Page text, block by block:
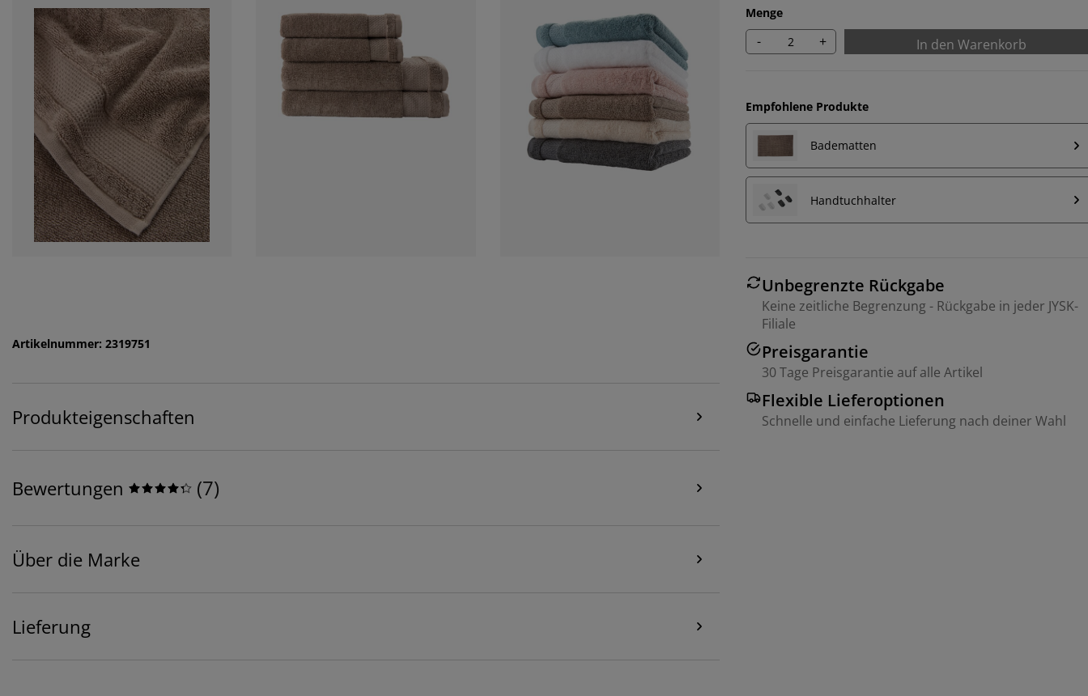
Menge
- + In den Warenkorb
Empfohlene Produkte
Badematten
Handtuchhalter
Unbegrenzte Rückgabe
Keine zeitliche Begrenzung - Rückgabe in jeder JYSK-
Filiale
Preisgarantie
30 Tage Preisgarantie auf alle Artikel
Flexible Lieferoptionen
Schnelle und einfache Lieferung nach deiner Wahl
Artikelnummer: 2319751
Produkteigenschaften
Bewertungen (7)
Über die Marke
Lieferung